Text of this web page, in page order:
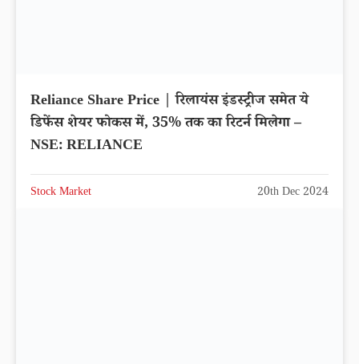
Reliance Share Price | रिलायंस इंडस्ट्रीज समेत ये
डिफेंस शेयर फोकस में, 35% तक का रिटर्न मिलेगा –
NSE: RELIANCE
Stock Market 20th Dec 2024